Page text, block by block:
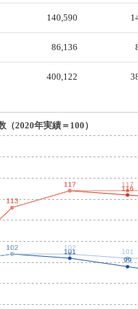
140,590
86,136
400,122
（2020年実績＝100）
102
101
99
102 102
101
113
117
116
113
117 117